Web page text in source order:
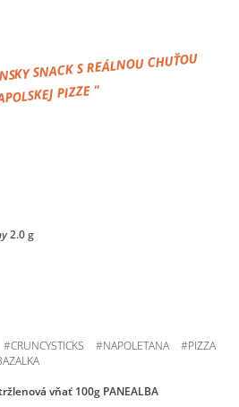
SNACK S REÁLNOU CHUŤOU
PIZZE "
2.0 g
#CRUNCYSTICKS #NAPOLETANA #PIZZA